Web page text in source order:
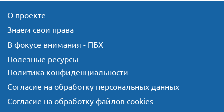
О проекте
Знаем свои права
В фокусе внимания - ПБХ
Полезные ресурсы
Политика конфиденциальности
Согласие на обработку персональных данных
Согласие на обработку файлов cookies